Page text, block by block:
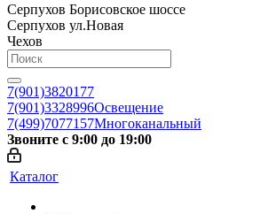
Серпухов Борисовское шоссе
Серпухов ул.Новая
Чехов
7(901)3820177
7(901)3328996Освещение
7(499)7077157Многоканальный
Звоните с 9:00 до 19:00
Каталог